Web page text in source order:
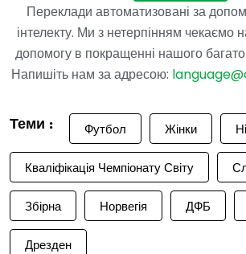
Переклади автоматизовані за
інтелекту. Ми з нетерпінням чекаємо
допомогу в покращенні нашого
Напишіть нам за адресою:
Теми : Футбол Жінки
Кваліфікація Чемпіонату Світу
Збірна Норвегія ДФБ
Дрезден